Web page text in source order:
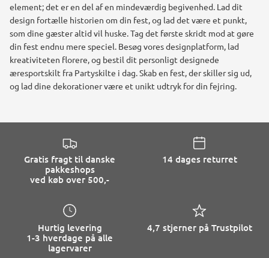
element; det er en del af en mindeværdig begivenhed. Lad dit
design fortælle historien om din fest, og lad det være et punkt,
som dine gæster altid vil huske.Tag det første skridt mod at gøre
din fest endnu mere speciel. Besøg vores designplatform, lad
kreativiteten florere, og bestil dit personligt designede
æresportskilt fra Partyskilte i dag. Skab en fest, der skiller sig ud,
og lad dine dekorationer være et unikt udtryk for din fejring.
Gratis fragt til danske
pakkeshops
ved køb over 500,-
14 dages returret
Hurtig levering
1-3 hverdage på alle
lagervarer
4,7 stjerner på Trustpilot